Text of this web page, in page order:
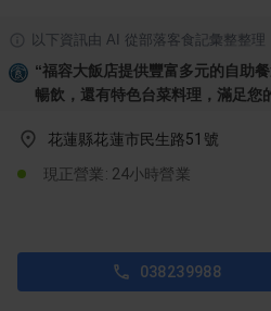
以下資訊由 AI 從部落客食記彙整整理
“福容大飯店提供豐富多元的自助
暢飲，還有特色台菜料理，滿足您
花蓮縣花蓮市民生路51號
現正營業: 24小時營業
038239988